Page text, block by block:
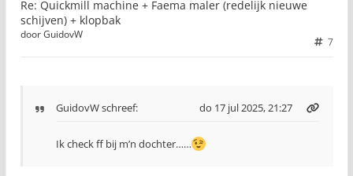
Re: Quickmill machine + Faema maler (redelijk nieuwe
schijven) + klopbak
7
doorGuidovW
GuidovWschreef: do 17 jul 2025, 21:27
Ik check ff bij m’n dochter……